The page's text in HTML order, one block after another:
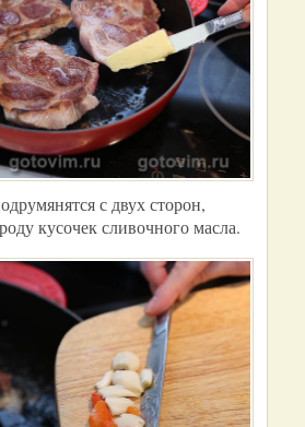
с двух сторон,
кусочек сливочного масла.